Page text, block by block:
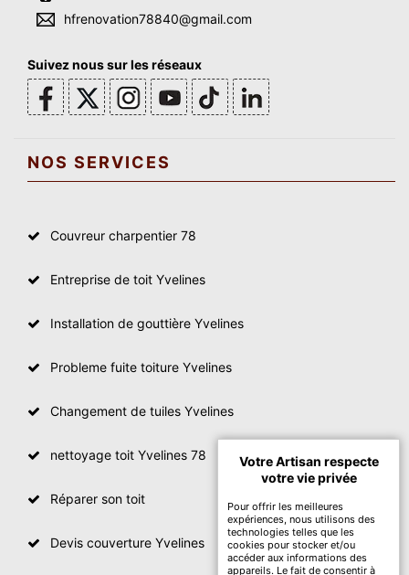
hfrenovation78840@gmail.com
Suivez nous sur les réseaux
NOS SERVICES
Couvreur charpentier 78
Entreprise de toit Yvelines
Installation de gouttière Yvelines
Probleme fuite toiture Yvelines
Changement de tuiles Yvelines
nettoyage toit Yvelines 78
Réparer son toit
Devis couverture Yvelines
Votre Artisan respecte
votre vie privée
Pour offrir les meilleures
expériences, nous utilisons des
technologies telles que les
cookies pour stocker et/ou
accéder aux informations des
appareils. Le fait de consentir à